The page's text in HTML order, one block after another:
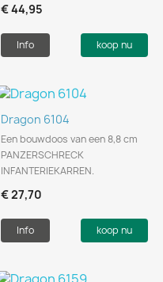
€ 44,95
Info koop nu
Dragon 6104
Een bouwdoos van een 8,8 cm
PANZERSCHRECK
INFANTERIEKARREN.
€ 27,70
Info koop nu